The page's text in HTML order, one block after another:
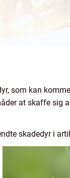
som kan
at skaffe sig
skadedyr i